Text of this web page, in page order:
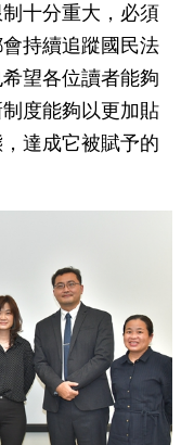
十分重大，必須
持續追蹤國民法
望各位讀者能夠
度能夠以更加貼
達成它被賦予的